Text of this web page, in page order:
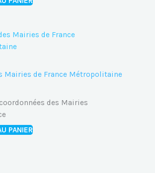
Mairies de France Métropolitaine
des Mairies
PANIER